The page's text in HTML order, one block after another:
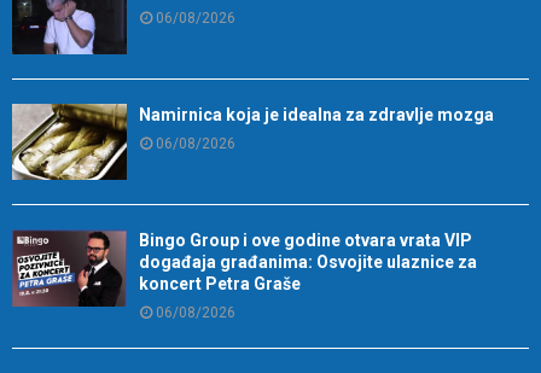
06/08/2026
Namirnica koja je idealna za zdravlje mozga
06/08/2026
Bingo Group i ove godine otvara vrata VIP
događaja građanima: Osvojite ulaznice za
koncert Petra Graše
06/08/2026